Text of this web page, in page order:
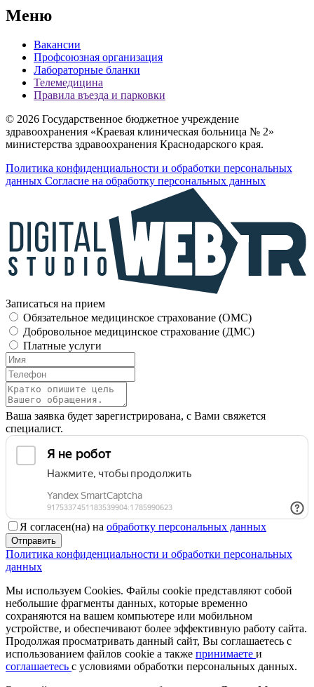
Меню
Вакансии
Профсоюзная организация
Лабораторные бланки
Телемедицина
Правила въезда и парковки
© 2026 Государственное бюджетное учреждение
здравоохранения «Краевая клиническая больница № 2»
министерства здравоохранения Краснодарского края.
Политика конфиденциальности и обработки персональных
данных Согласие на обработку персональных данных
Записаться на прием
Обязательное медицинское страхование (OMC)
Добровольное медицинское страхование (ДМС)
Платные услуги
Ваша заявка будет зарегистрирована, с Вами свяжется
специалист.
Я согласен(на) на обработку персональных данных
Отправить
Политика конфиденциальности и обработки персональных
данных
Мы используем Cookies. Файлы cookie представляют собой
небольшие фрагменты данных, которые временно
сохраняются на вашем компьютере или мобильном
устройстве, и обеспечивают более эффективную работу сайта.
Продолжая просматривать данный сайт, Вы соглашаетесь с
использованием файлов cookie а также принимаете и
соглашаетесь с условиями обработки персональных данных.